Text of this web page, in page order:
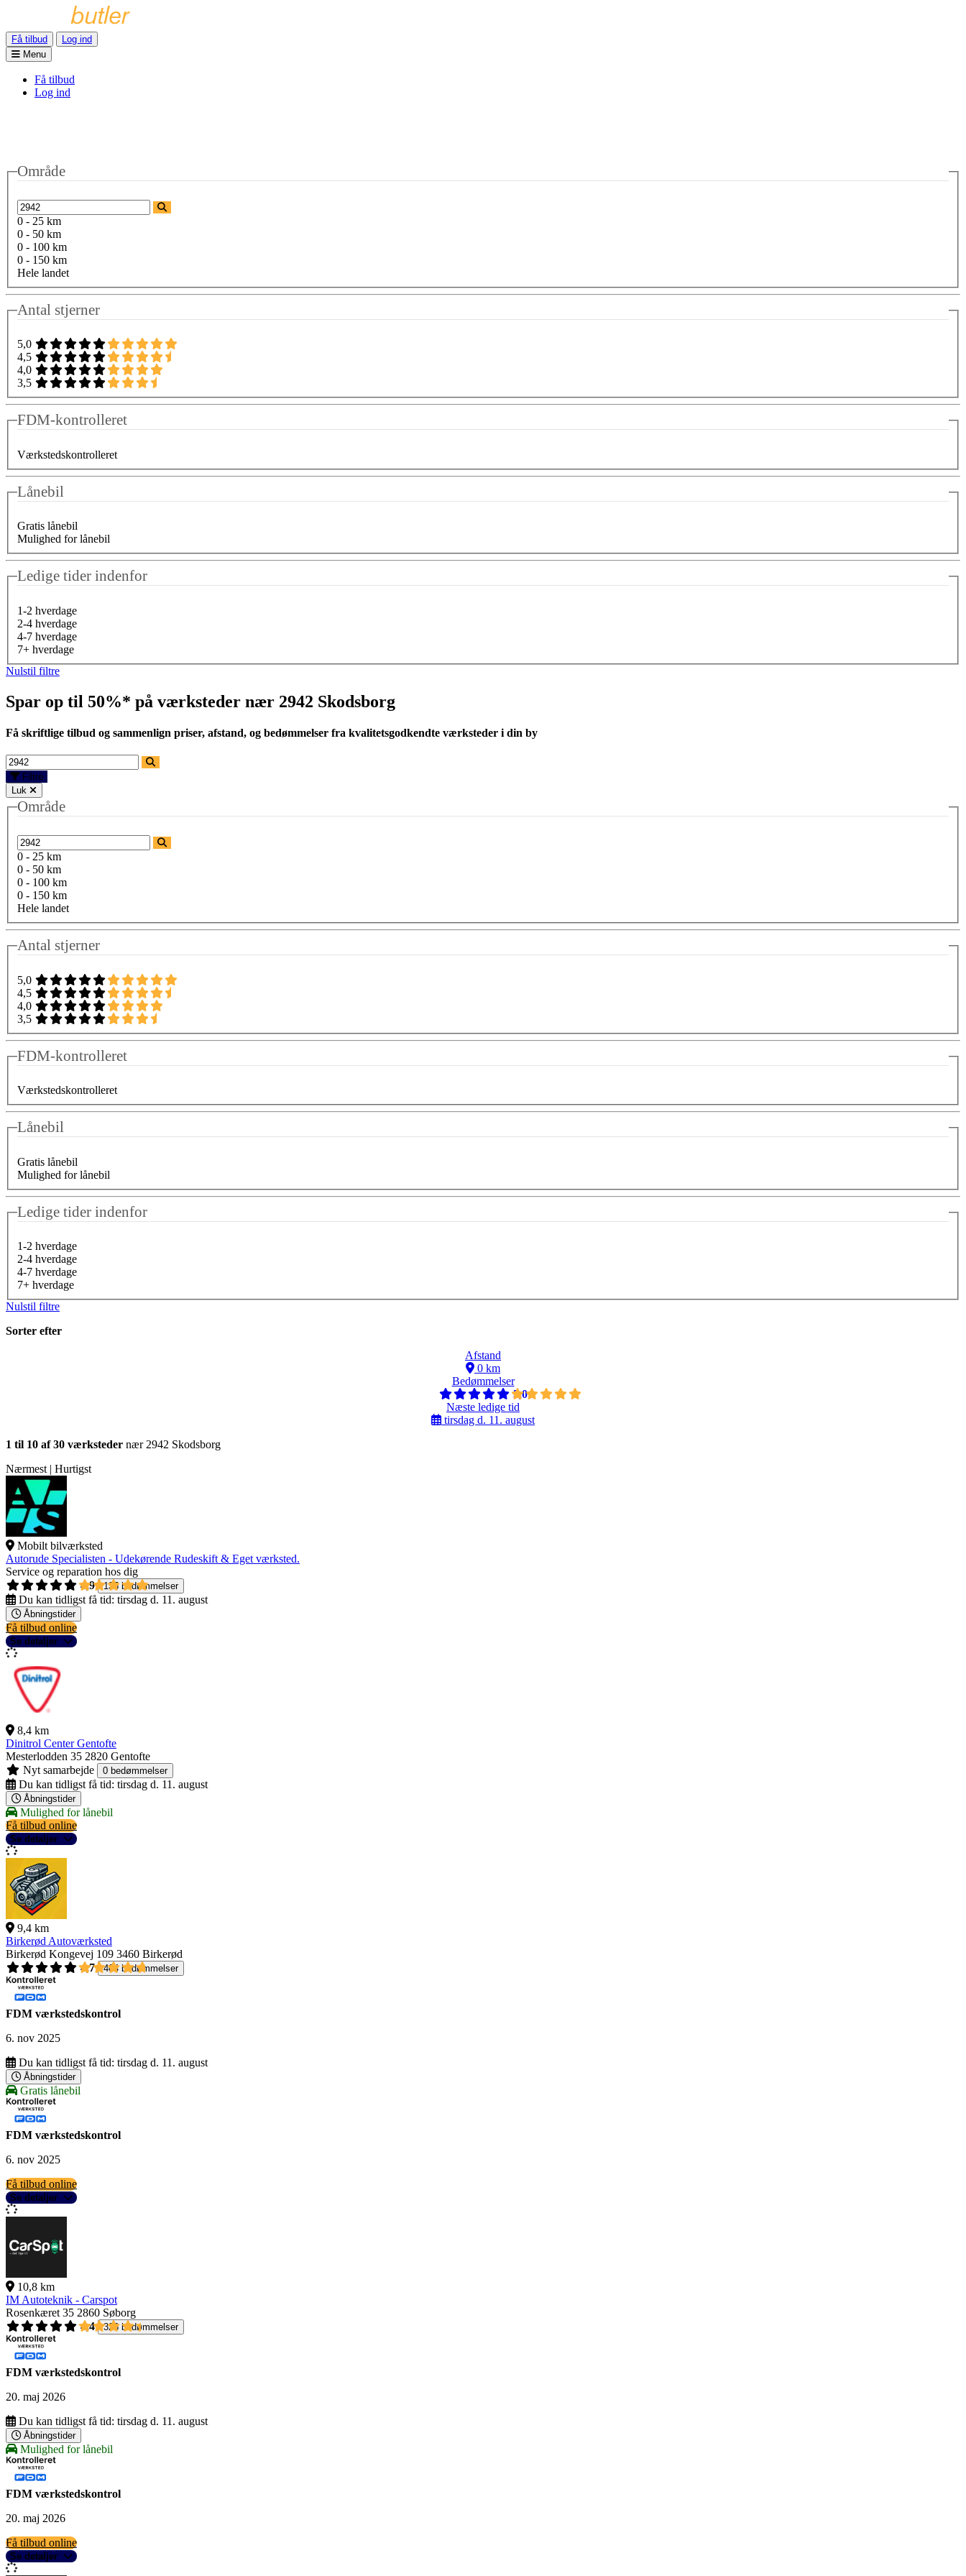
Få tilbud
Log ind
Menu
Få tilbud
Log ind
Område
0 - 25 km
0 - 50 km
0 - 100 km
0 - 150 km
Hele landet
Antal stjerner
5,0
4,5
4,0
3,5
FDM-kontrolleret
Værkstedskontrolleret
Lånebil
Gratis lånebil
Mulighed for lånebil
Ledige tider indenfor
1-2 hverdage
2-4 hverdage
4-7 hverdage
7+ hverdage
Nulstil filtre
Spar op til 50%* på værksteder nær 2942 Skodsborg
Få skriftlige tilbud og sammenlign priser, afstand, og bedømmelser fra kvalitetsgodkendte værksteder i din by
Filtre
Luk
Område
0 - 25 km
0 - 50 km
0 - 100 km
0 - 150 km
Hele landet
Antal stjerner
5,0
4,5
4,0
3,5
FDM-kontrolleret
Værkstedskontrolleret
Lånebil
Gratis lånebil
Mulighed for lånebil
Ledige tider indenfor
1-2 hverdage
2-4 hverdage
4-7 hverdage
7+ hverdage
Nulstil filtre
Sorter efter
Afstand
0 km
Bedømmelser
5,0
Næste ledige tid
tirsdag d. 11. august
1 til 10 af 30 værksteder nær 2942 Skodsborg
Nærmest | Hurtigst
Mobilt bilværksted
Autorude Specialisten - Udekørende Rudeskift & Eget værksted.
Service og reparation hos dig
4,9
135 bedømmelser
Du kan tidligst få tid: tirsdag d. 11. august
Åbningstider
Få tilbud online
Se detaljer
8,4 km
Dinitrol Center Gentofte
Mesterlodden 35 2820 Gentofte
Nyt samarbejde
0 bedømmelser
Du kan tidligst få tid: tirsdag d. 11. august
Åbningstider
Mulighed for lånebil
Få tilbud online
Se detaljer
9,4 km
Birkerød Autoværksted
Birkerød Kongevej 109 3460 Birkerød
4,7
404 bedømmelser
FDM værkstedskontrol
6. nov 2025
Du kan tidligst få tid: tirsdag d. 11. august
Åbningstider
Gratis lånebil
FDM værkstedskontrol
6. nov 2025
Få tilbud online
Se detaljer
10,8 km
IM Autoteknik - Carspot
Rosenkæret 35 2860 Søborg
4,4
326 bedømmelser
FDM værkstedskontrol
20. maj 2026
Du kan tidligst få tid: tirsdag d. 11. august
Åbningstider
Mulighed for lånebil
FDM værkstedskontrol
20. maj 2026
Få tilbud online
Se detaljer